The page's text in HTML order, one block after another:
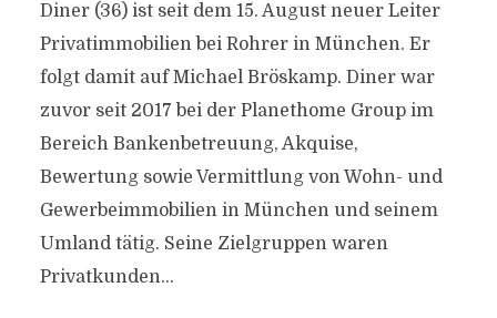
Diner (36) ist seit dem 15. August neuer Leiter
Privatimmobilien bei Rohrer in München. Er
folgt damit auf Michael Bröskamp. Diner war
zuvor seit 2017 bei der Planethome Group im
Bereich Bankenbetreuung, Akquise,
Bewertung sowie Vermittlung von Wohn- und
Gewerbeimmobilien in München und seinem
Umland tätig. Seine Zielgruppen waren
Privatkunden...